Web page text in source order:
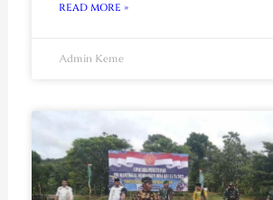
READ MORE »
Admin Keme